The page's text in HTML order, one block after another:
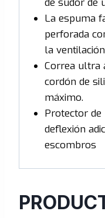
La espuma
perforada
la
Correa ultra
cordón de
máximo.
Protector
deflexión
escombros